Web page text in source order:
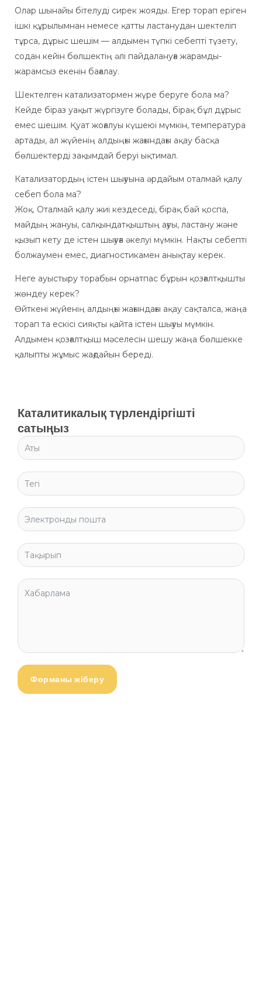
Олар шынайы бітелуді сирек жояды. Егер торап еріген
ішкі құрылымнан немесе қатты ластанудан шектеліп
тұрса, дұрыс шешім — алдымен түпкі себепті түзету,
содан кейін бөлшектің әлі пайдалануға жарамды-
жарамсыз екенін бағалау.
Шектелген катализатормен жүре беруге бола ма?
Кейде біраз уақыт жүргізуге болады, бірақ бұл дұрыс
емес шешім. Қуат жоғалуы күшеюі мүмкін, температура
артады, ал жүйенің алдыңғы жағындағы ақау басқа
бөлшектерді зақымдай беруі ықтимал.
Катализатордың істен шығуына әрдайым оталмай қалу
себеп бола ма?
Жоқ. Оталмай қалу жиі кездеседі, бірақ бай қоспа,
майдың жануы, салқындатқыштың ағуы, ластану және
қызып кету де істен шығуға әкелуі мүмкін. Нақты себепті
болжаумен емес, диагностикамен анықтау керек.
Неге ауыстыру торабын орнатпас бұрын қозғалтқышты
жөндеу керек?
Өйткені жүйенің алдыңғы жағындағы ақау сақталса, жаңа
торап та ескісі сияқты қайта істен шығуы мүмкін.
Алдымен қозғалтқыш мәселесін шешу жаңа бөлшекке
қалыпты жұмыс жағдайын береді.
Каталитикалық түрлендіргішті
сатыңыз
Форманы жіберу